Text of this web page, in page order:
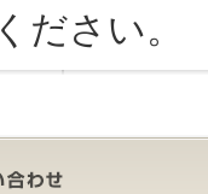
ください。